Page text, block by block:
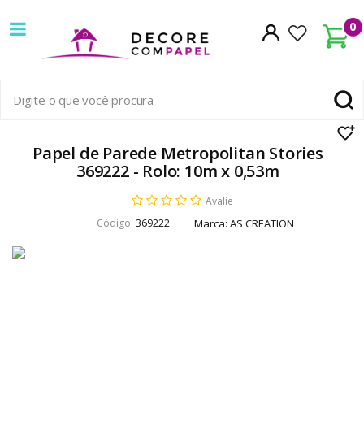
0
Decore
com
papel
pioneira
em
venda
Papel de Parede Metropolitan Stories
369222 - Rolo: 10m x 0,53m
Avalie
Código: 369222 Marca: AS CREATION